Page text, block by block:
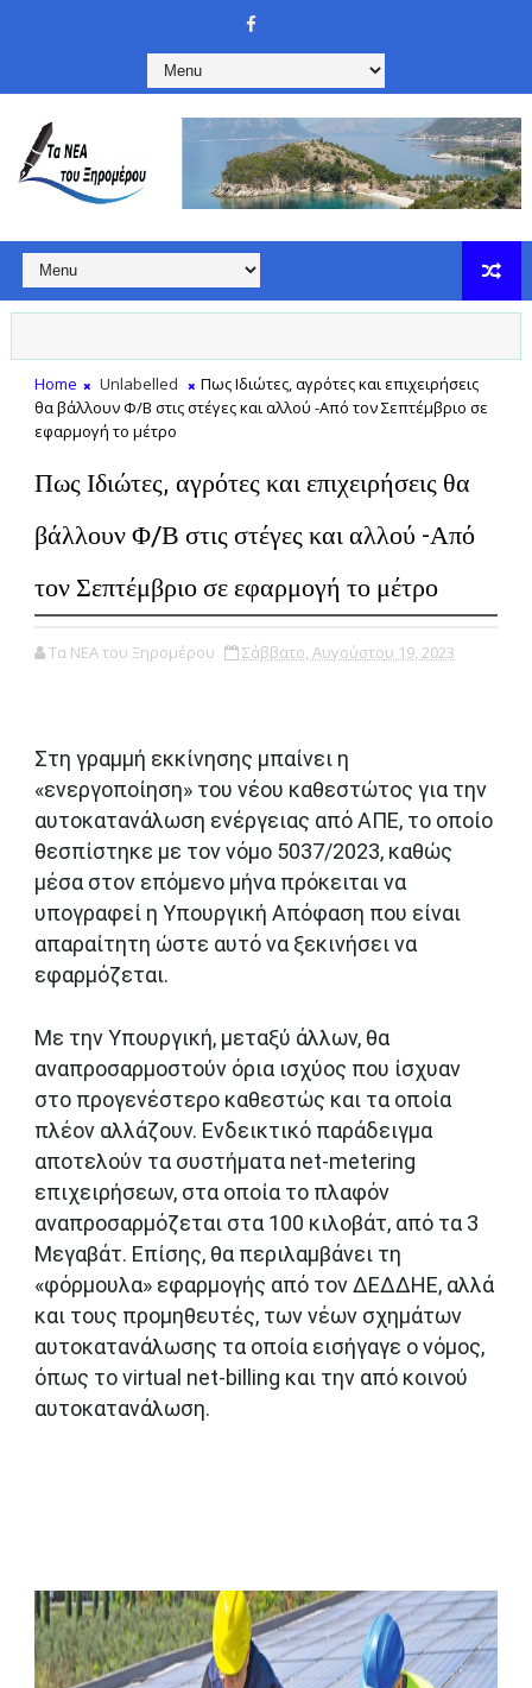
Home Unlabelled
Πως Ιδιώτες, αγρότες και επιχειρήσεις
θα βάλλουν Φ/Β στις στέγες και αλλού -Από τον Σεπτέμβριο σε
εφαρμογή το μέτρο
Πως Ιδιώτες, αγρότες και επιχειρήσεις θα
βάλλουν Φ/Β στις στέγες και αλλού -Από
τον Σεπτέμβριο σε εφαρμογή το μέτρο
Τα ΝΕΑ του Ξηρομέρου Σάββατο, Αυγούστου 19, 2023
Στη γραμμή εκκίνησης μπαίνει η
«ενεργοποίηση» του νέου καθεστώτος για την
αυτοκατανάλωση ενέργειας από ΑΠΕ, το οποίο
θεσπίστηκε με τον νόμο 5037/2023, καθώς
μέσα στον επόμενο μήνα πρόκειται να
υπογραφεί η Υπουργική Απόφαση που είναι
απαραίτητη ώστε αυτό να ξεκινήσει να
εφαρμόζεται.
Με την Υπουργική, μεταξύ άλλων, θα
αναπροσαρμοστούν όρια ισχύος που ίσχυαν
στο προγενέστερο καθεστώς και τα οποία
πλέον αλλάζουν. Ενδεικτικό παράδειγμα
αποτελούν τα συστήματα net-metering
επιχειρήσεων, στα οποία το πλαφόν
αναπροσαρμόζεται στα 100 κιλοβάτ, από τα 3
Μεγαβάτ. Επίσης, θα περιλαμβάνει τη
«φόρμουλα» εφαρμογής από τον ΔΕΔΔΗΕ, αλλά
και τους προμηθευτές, των νέων σχημάτων
αυτοκατανάλωσης τα οποία εισήγαγε ο νόμος,
όπως το virtual net-billing και την από κοινού
αυτοκατανάλωση.